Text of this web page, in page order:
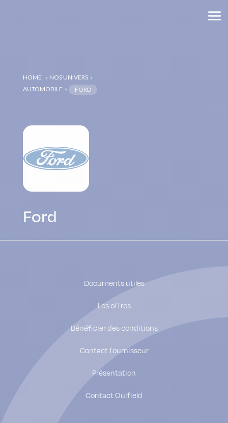
HOME 5 NOS UNIVERS5
AUTOMOBILE 5 FORD
Ford
Documents utiles
Les offres
Bénéficier des conditions
Contact fournisseur
Présentation
Contact Ouifield